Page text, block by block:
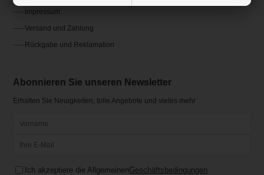
Impressum
Versand und Zahlung
Rückgabe und Reklamation
Abonnieren Sie unseren Newsletter
Erhalten Sie Neuigkeiten, tolle Angebote und vieles mehr
Ich akzeptiere die AllgemeinenGeschäftsbedingungen